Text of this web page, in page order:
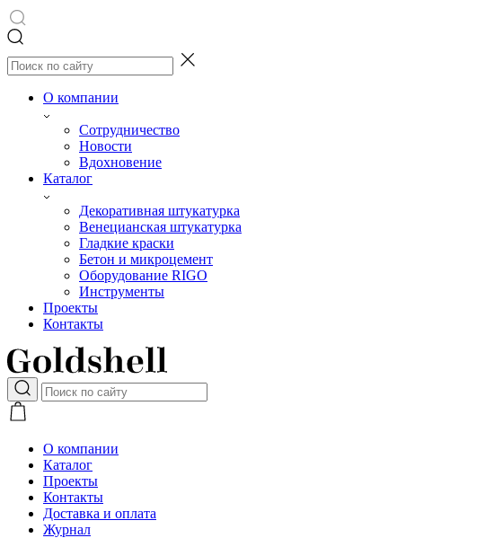
О компании
Сотрудничество
Новости
Вдохновение
Каталог
Декоративная штукатурка
Венецианская штукатурка
Гладкие краски
Бетон и микроцемент
Оборудование RIGO
Инструменты
Проекты
Контакты
О компании
Каталог
Проекты
Контакты
Доставка и оплата
Журнал